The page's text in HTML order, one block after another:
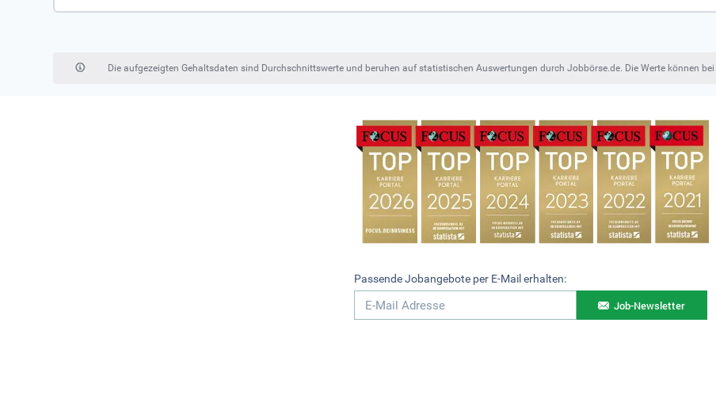
Die aufgezeigten Gehaltsdaten sind Durchschnittswerte und beruhen auf statistischen Auswertungen durch Jobbörse.de. Die Werte können
Passende Jobangebote per E-Mail erhalten:
Job-Newsletter